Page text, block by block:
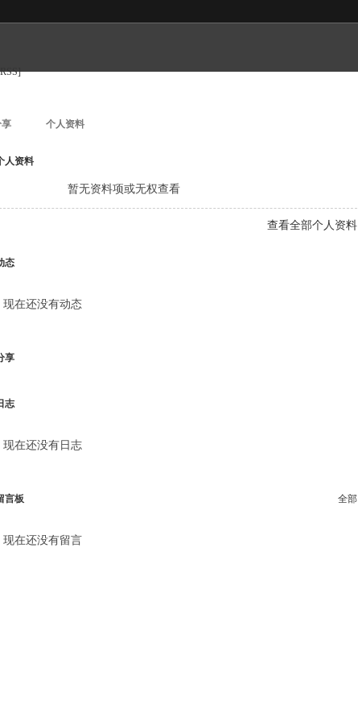
个人资料
人资料
暂无资料项或无权查看
查看全部个人资料
态
现在还没有动态
享
志
现在还没有日志
言板 全部
现在还没有留言